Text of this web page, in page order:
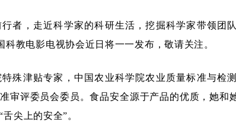
者，走近科学家的科研生活，挖掘科学家带领团
教电影电视协会近日将一一发布，敬请关注。
殊津贴专家，中国农业科学院农业质量标准与检
审评委员会委员。食品安全源于产品的优质，她和
尖上的安全”。